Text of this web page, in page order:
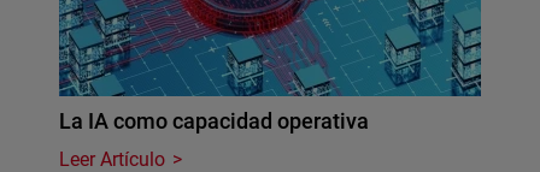
La IA como capacidad operativa
Leer Artículo